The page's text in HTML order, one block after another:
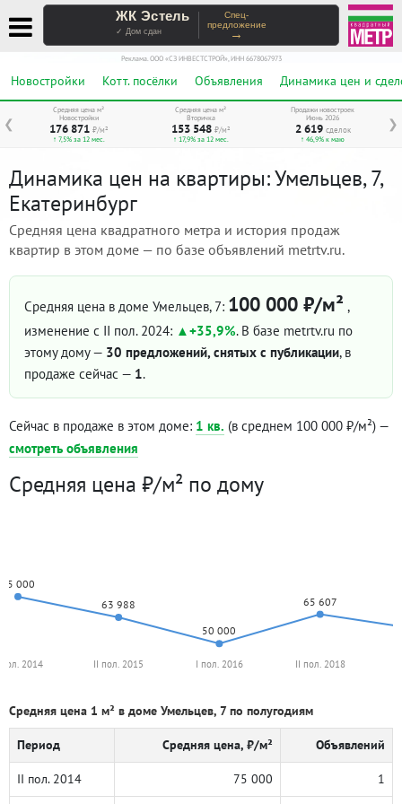
ЖК Эстель
✓ Дом сдан
Спец-
предложение
→
Реклама. ООО «СЗ ИНВЕСТСТРОЙ», ИНН 6678067973
Новостройки Котт. посёлки Объявления Динамика цен и
❮ ❯
Средняя цена м²
Новостройки
176 871 ₽/м²
↑ 7,5% за 12 мес.
Средняя цена м²
Вторичка
153 548 ₽/м²
↑ 17,9% за 12 мес.
Продажи новостроек
Июнь 2026
2 619 сделок
↑ 46,9% к маю
Динамика цен на квартиры: Умельцев, 7,
Екатеринбург
Средняя цена квадратного метра и история продаж
квартир в этом доме — по базе объявлений metrtv.ru.
Средняя цена в доме Умельцев, 7: 100 000 ₽/м² ,
изменение с II пол. 2024:
+35,9%. В базе metrtv.ru по
этому дому — 30 предложений, снятых с публикации, в
продаже сейчас — 1.
Сейчас в продаже в этом доме: 1 кв. (в среднем 100 000 ₽/м²) —
смотреть объявления
Средняя цена ₽/м² по дому
75 000
63 988
50 000
65 607
2014 II пол. 2015 I пол. 2016 II пол. 2018
Средняя цена 1 м² в доме Умельцев, 7 по полугодиям
Период Средняя цена, ₽/м² Объявлений
II пол. 2014 75 000 1